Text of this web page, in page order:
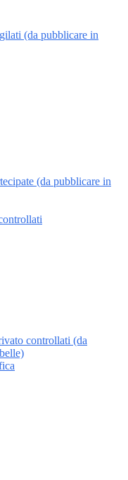
(da pubblicare in
(da pubblicare in
controllati (da